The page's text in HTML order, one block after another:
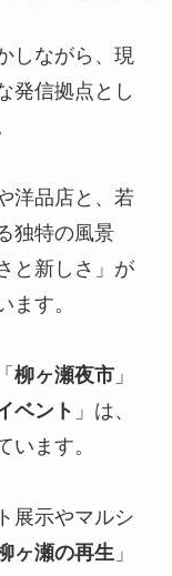
しながら、現
発信拠点とし
洋品店と、若
独特の風景
と新しさ」が
ます。
柳ヶ瀬夜市」
ベント 」は、
います。
展示やマルシ
ヶ瀬の再生」